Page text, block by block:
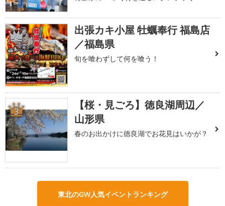
2
出張カキ小屋 牡蠣奉行 福島店
／福島県
旬を喰わずして何を喰う！
3
【桜・見ごろ】徳良湖周辺／
山形県
春のお出かけに徳良湖でお花見はいかが？
東北のGW人気イベントランキング